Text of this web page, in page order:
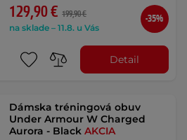
129,90 € 199,90 €
na sklade – 11.8. u Vás
-35%
Detail
Dámska tréningová obuv
Under Armour W Charged
Aurora - BlackAKCIA